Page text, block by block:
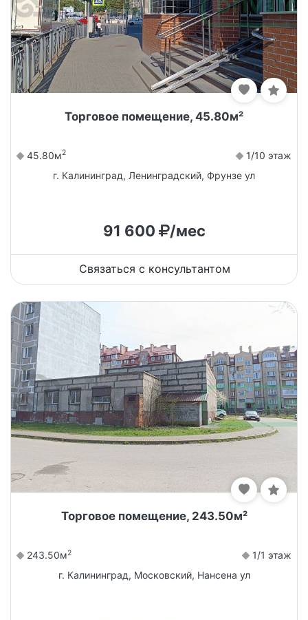
Торговое помещение, 45.80м²
45.80м2
1/10 этаж
г. Калининград, Ленинградский, Фрунзе ул
91 600 /мес
Связаться с консультантом
Торговое помещение, 243.50м²
243.50м2
1/1 этаж
г. Калининград, Московский, Нансена ул